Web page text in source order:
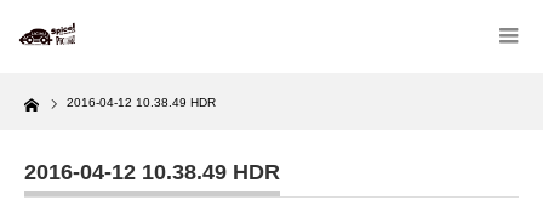
Home 2016-04-12 10.38.49 HDR
2016-04-12 10.38.49 HDR